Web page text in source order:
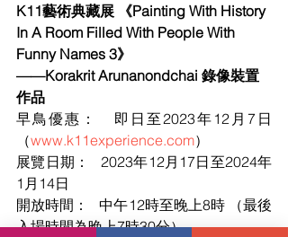
K11藝術典藏展 《Painting With History
In A Room Filled With People With
Funny Names 3》
——Korakrit Arunanondchai 錄像裝置
作品
早鳥優惠：   即日至2023年12月7日
（www.k11experience.com）
展覽日期：   2023年12月17日至2024年
1月14日
開放時間：   中午12時至晚上8時 （最後
入場時間為晚上7時30分）